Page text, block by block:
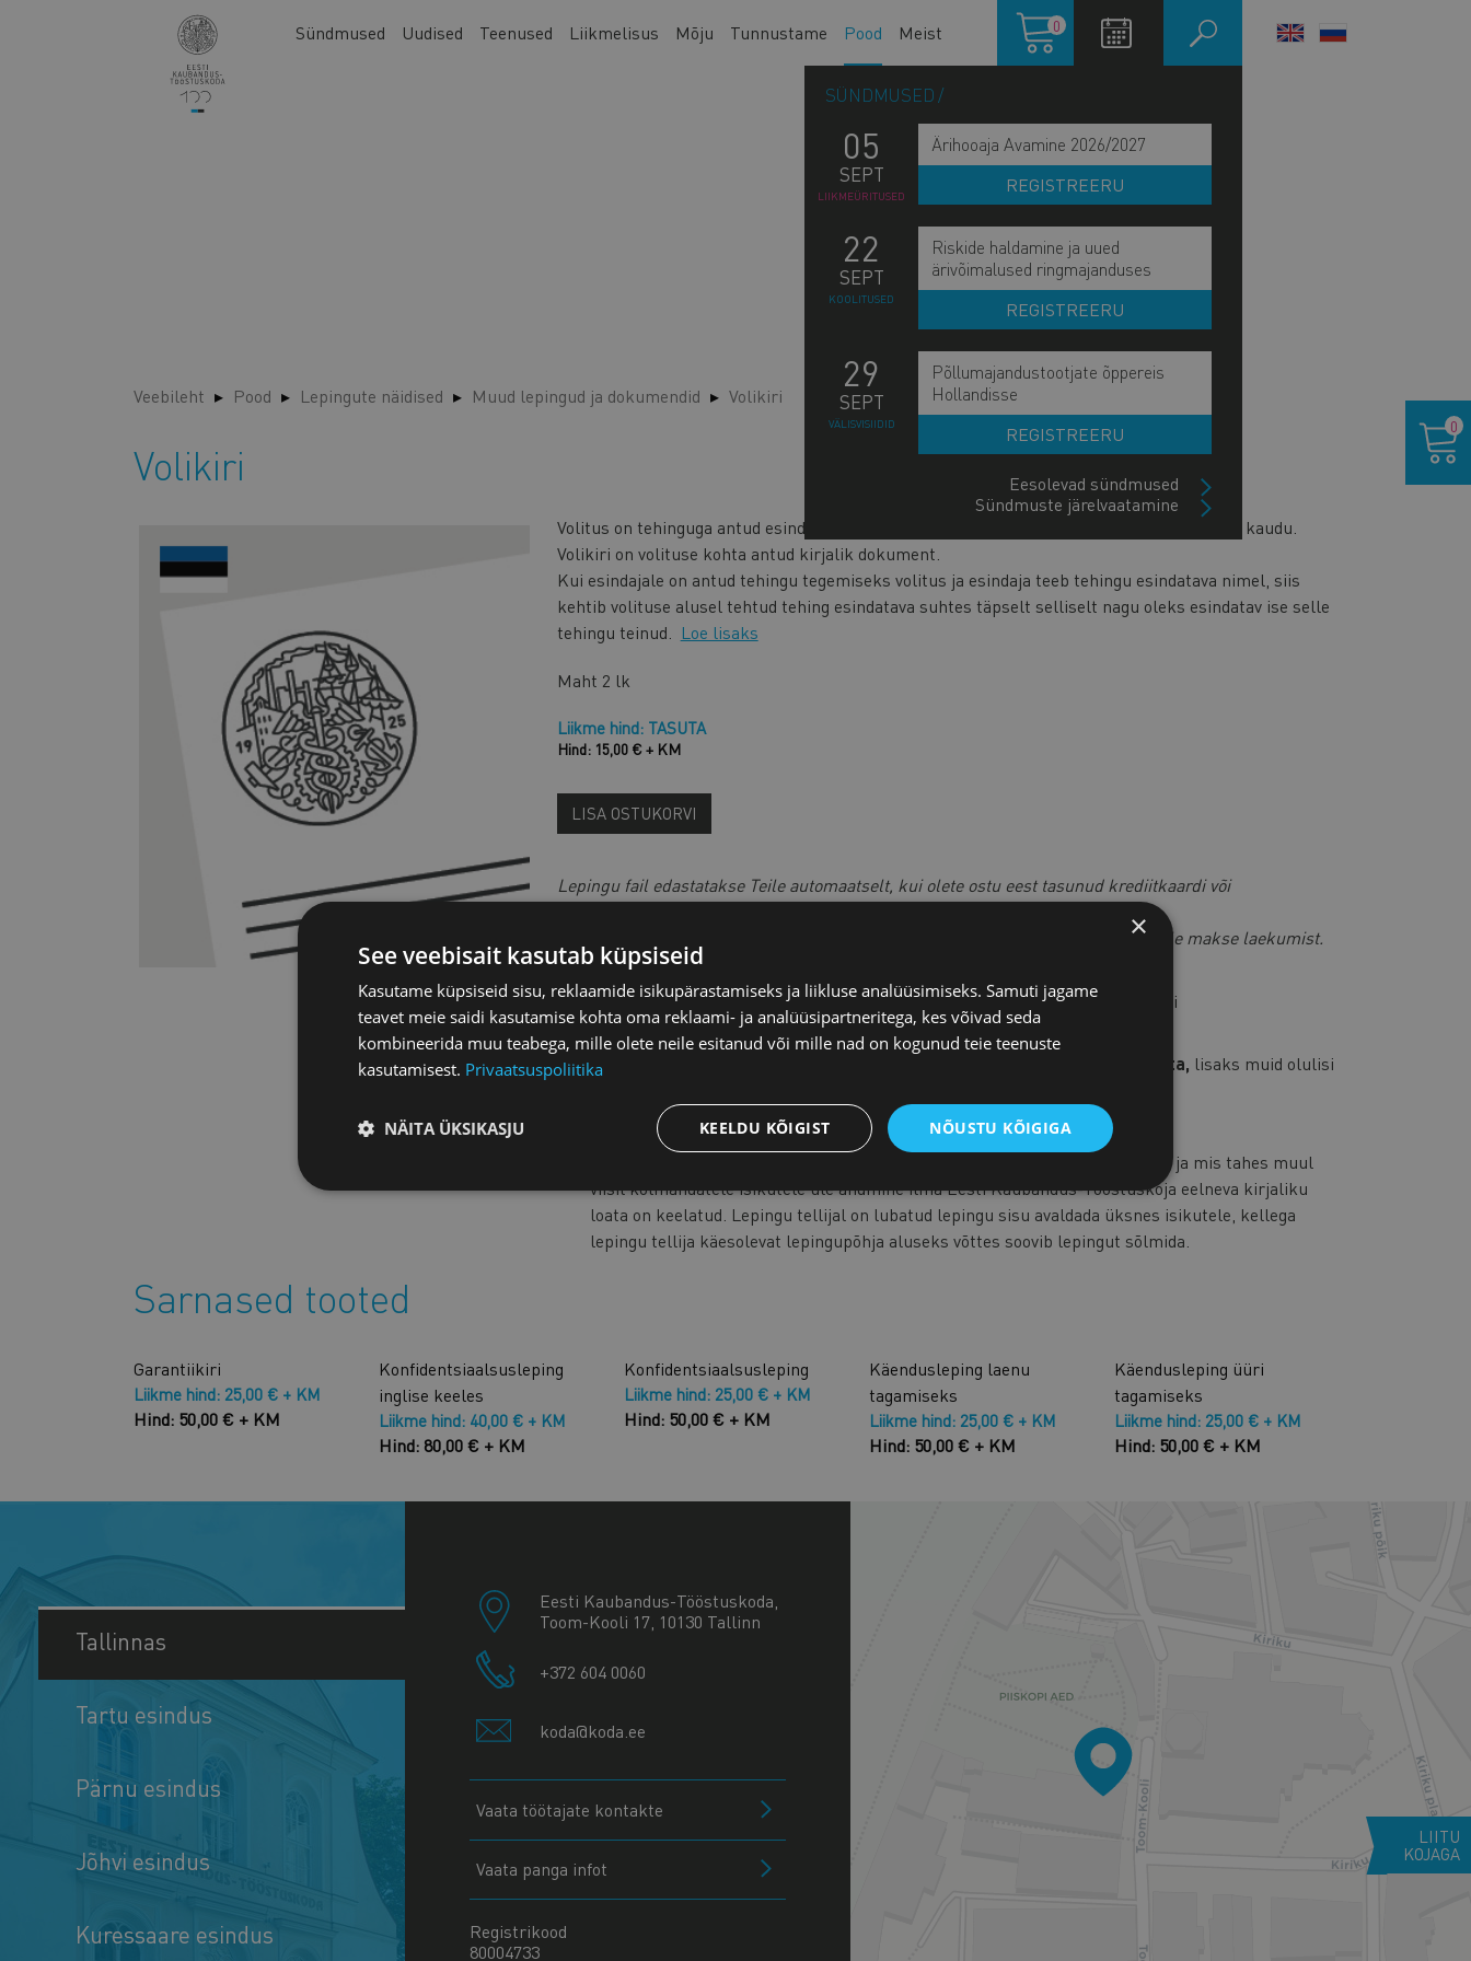
Main
Sündmused Uudised Teenused Liikmelisus Mõju Tunnustame Pood Meist
Ostukorv
0
SÜNDMUSED
05
SEPT
LIIKMEÜRITUSED
Ärihooaja Avamine 2026/2027
REGISTREERU
22
SEPT
KOOLITUSED
Riskide haldamine ja uued
ärivõimalused ringmajanduses
REGISTREERU
29
SEPT
VÄLISVISIIDID
Põllumajandustootjate õppereis
Hollandisse
REGISTREERU
Eesolevad sündmused
Sündmuste järelvaatamine
LANGUAGE
Veebileht Pood Lepingute näidised Muud lepingud ja dokumendid Volikiri
Volikiri
Volitus on tehinguga antud esindusõigus, mis teeb võimalikuks tehingu tegemise esindaja kaudu.
Volikiri on volituse kohta antud kirjalik dokument.
Kui esindajale on antud tehingu tegemiseks volitus ja esindaja teeb tehingu esindatava nimel, siis
kehtib volituse alusel tehtud tehing esindatava suhtes täpselt selliselt nagu oleks esindatav ise selle
tehingu teinud.
Loe lisaks
Maht 2 lk
Liikme hind: TASUTA
Hind: 15,00 € + KM
LISA OSTUKORVI
Lepingu fail edastatakse Teile automaatselt, kui olete ostu eest tasunud krediitkaardi või
siis saadame faili peale makse laekumist.
Kui soovid teha lepingus muudatusi, siis võta ühendust meie juristiga e-posti
aadressil juristid@koda.ee
Kaubanduskoja liikmetele
1 tund juriidilist konsultatsiooni tasuta, lisaks muid olulisi
Mida lepingu sõlmimisel silmas pidada?
Loe lähemalt
Tellitud lepingute ning selles sisalduva teabe reprodutseerimine, levitamine ja mis tahes muul
viisil kolmandatele isikutele üle andmine ilma Eesti Kaubandus-Tööstuskoja eelneva kirjaliku
loata on keelatud. Lepingu tellijal on lubatud lepingu sisu avaldada üksnes isikutele, kellega
lepingu tellija käesolevat lepingupõhja aluseks võttes soovib lepingut sõlmida.
Sarnased tooted
Garantiikiri
Liikme hind: 25,00 € + KM
Hind: 50,00 € + KM
Konfidentsiaalsusleping
inglise keeles
Liikme hind: 40,00 € + KM
Hind: 80,00 € + KM
Konfidentsiaalsusleping
Liikme hind: 25,00 € + KM
Hind: 50,00 € + KM
Käendusleping laenu
tagamiseks
Liikme hind: 25,00 € + KM
Hind: 50,00 € + KM
Käendusleping üüri
tagamiseks
Liikme hind: 25,00 € + KM
Hind: 50,00 € + KM
0
Tallinnas
Tartu esindus
Pärnu esindus
Jõhvi esindus
Kuressaare esindus
Eesti Kaubandus-Tööstuskoda,
Toom-Kooli 17, 10130 Tallinn
+372 604 0060
koda@koda.ee
Vaata töötajate kontakte
Vaata panga infot
Registrikood
80004733
LIITU
KOJAGA
×
See veebisait kasutab küpsiseid
Kasutame küpsiseid sisu, reklaamide isikupärastamiseks ja liikluse analüüsimiseks. Samuti jagame
teavet meie saidi kasutamise kohta oma reklaami- ja analüüsipartneritega, kes võivad seda
kombineerida muu teabega, mille olete neile esitanud või mille nad on kogunud teie teenuste
kasutamisest. Privaatsuspoliitika
NÕUSTU KÕIGIGA
KEELDU KÕIGIST
NÄITA ÜKSIKASJU